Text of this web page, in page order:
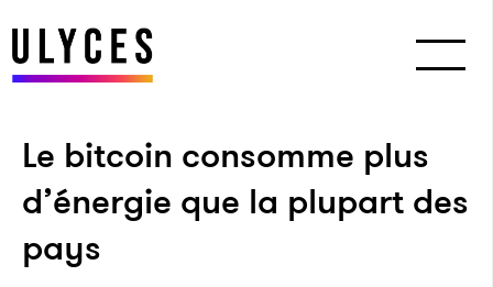
Le bitcoin consomme plus
d’énergie que la plupart des
pays